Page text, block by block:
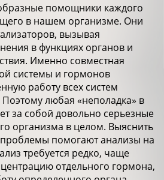
помощники каждого
в нашем организме. Они
вызывая
в функциях органов и
Именно совместная
системы и гормонов
работу всех систем
любая «неполадка» в
за собой довольно серьезные
организма в целом. Выяснить
помогают анализы на
требуется редко, чаще
отдельного гормона,